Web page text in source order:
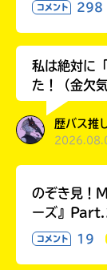
コメント 298
私は絶対に
た！（金欠気
歴バス推
のぞき見！
ーズ』
コメント 19